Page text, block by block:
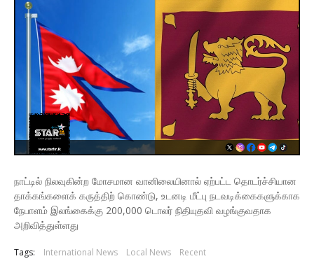
நாட்டில் நிலவுகின்ற மோசமான வானிலையினால் ஏற்பட்ட தொடர்ச்சியான
தாக்கங்களைக் கருத்திற் கொண்டு, உடனடி மீட்பு நடவடிக்கைகளுக்காக
நேபாளம் இலங்கைக்கு 200,000 டொலர் நிதியுதவி வழங்குவதாக
அறிவித்துள்ளது
Tags: International News Local News Recent